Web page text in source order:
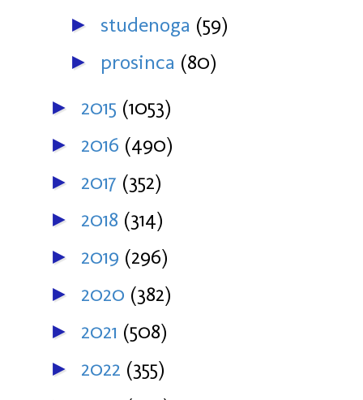
► studenoga (59)
► prosinca (80)
► 2015 (1053)
► 2016 (490)
► 2017 (352)
► 2018 (314)
► 2019 (296)
► 2020 (382)
► 2021 (508)
► 2022 (355)